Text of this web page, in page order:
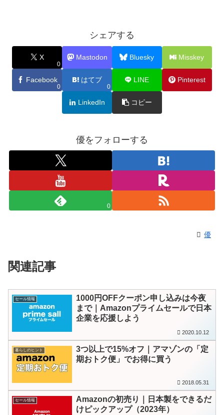
シェアする
X
0
Mastodon Bluesky Misskey
Facebook
0
はてブ
0
LINE Pinterest
LinkedIn コピー
優をフォローする
0
優
関連記事
セール情報
1000円OFFクーポン申し込みは今夜
まで｜Amazonプライムセールで日本
企業を応援しよう
2020.10.12
暮らしのヒント
3つ以上で15%オフ｜アマゾンの「定
期おトク便」でお得に買う
2018.05.31
セール情報
Amazonの初売り｜日本製をできるだ
けピックアップ（2023年）